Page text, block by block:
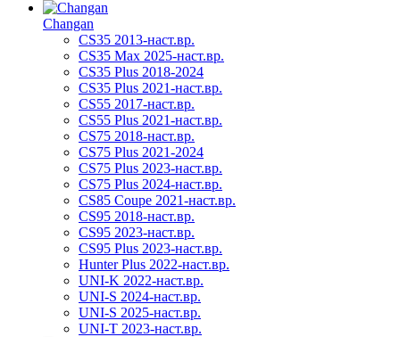
Changan
CS35 2013-наст.вр.
CS35 Max 2025-наст.вр.
CS35 Plus 2018-2024
CS35 Plus 2021-наст.вр.
CS55 2017-наст.вр.
CS55 Plus 2021-наст.вр.
CS75 2018-наст.вр.
CS75 Plus 2021-2024
CS75 Plus 2023-наст.вр.
CS75 Plus 2024-наст.вр.
CS85 Coupe 2021-наст.вр.
CS95 2018-наст.вр.
CS95 2023-наст.вр.
CS95 Plus 2023-наст.вр.
Hunter Plus 2022-наст.вр.
UNI-K 2022-наст.вр.
UNI-S 2024-наст.вр.
UNI-S 2025-наст.вр.
UNI-T 2023-наст.вр.